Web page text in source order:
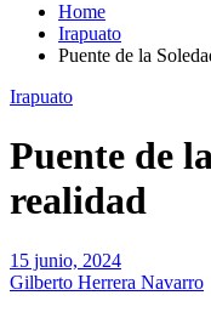
Home
Irapuato
Puente de la
Irapuato
Puente de
realidad
15 junio, 2024
Gilberto Herrera Navarro